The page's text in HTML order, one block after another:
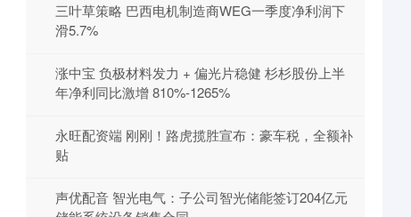
三叶草策略 巴西电机制造商WEG一季度净利润下
滑5.7%
涨中宝 负极材料发力 + 偏光片稳健 杉杉股份上半
年净利同比激增 810%-1265%
永旺配资端 刚刚！路虎揽胜宣布：豪车税，全额补
贴
声优配音 智光电气：子公司智光储能签订204亿元